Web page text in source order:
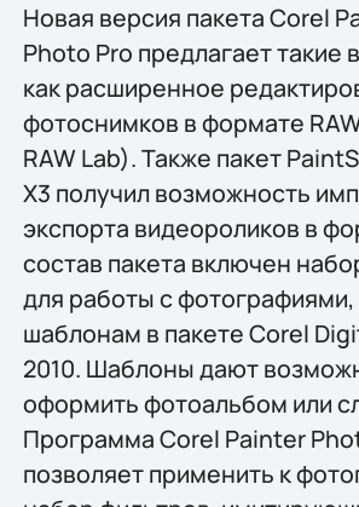
Новая версия пакета Corel
Photo Pro предлагает такие
как расширенное
фотоснимков в формате
RAW Lab). Также пакет
X3 получил возможность
экспорта видеороликов в
состав пакета включен
для работы с
шаблонам в пакете Corel
2010. Шаблоны дают
оформить фотоальбом или
Программа Corel Painter
позволяет применить к